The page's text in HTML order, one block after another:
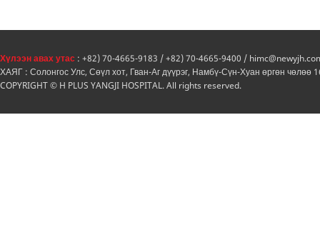
Хүлээн авах утас : +82) 70-4665-9183 / +82) 70-4665-9400 /
ХАЯГ : Солонгос Улс, Сөүл хот, Гван-Аг дүүрэг, Намбү-Сүн-Хуан өргөн чөлөө
COPYRIGHT © H PLUS YANGJI HOSPITAL. All rights reserved.